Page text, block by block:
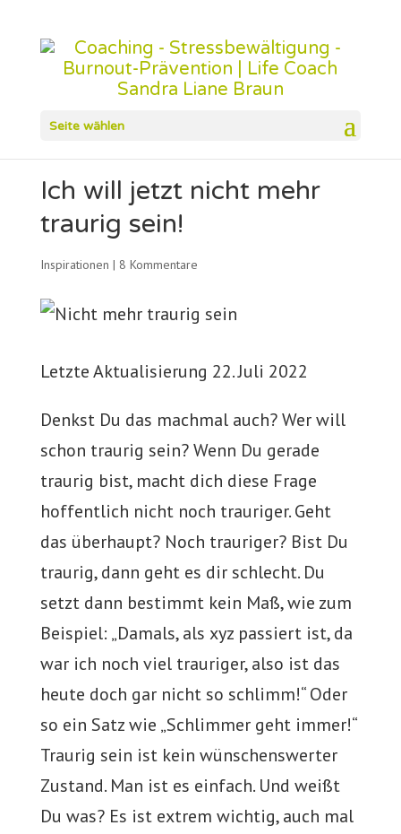
Seite wählen
Ich will jetzt nicht mehr
traurig sein!
Inspirationen | 8 Kommentare
Letzte Aktualisierung 22. Juli 2022
Denkst Du das machmal auch? Wer will
schon traurig sein? Wenn Du gerade
traurig bist, macht dich diese Frage
hoffentlich nicht noch trauriger. Geht
das überhaupt? Noch trauriger? Bist Du
traurig, dann geht es dir schlecht. Du
setzt dann bestimmt kein Maß, wie zum
Beispiel: „Damals, als xyz passiert ist, da
war ich noch viel trauriger, also ist das
heute doch gar nicht so schlimm!“ Oder
so ein Satz wie „Schlimmer geht immer!“
Traurig sein ist kein wünschenswerter
Zustand. Man ist es einfach. Und weißt
Du was? Es ist extrem wichtig, auch mal